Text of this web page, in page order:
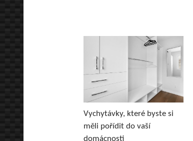
Vychytávky, které byste si
měli pořídit do vaší
domácnosti